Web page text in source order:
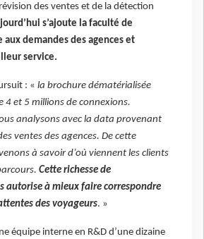
des ventes et de la détection
s’ajoute la faculté de
demandes des agences et
service.
: « la brochure dématérialisée
4 et 5 millions de connexions.
analysons avec la data provenant
ventes des agences. De cette
à savoir d’où viennent les clients
Cette richesse de
autorise à mieux faire correspondre
des voyageurs. »
équipe interne en R&D d’une dizaine